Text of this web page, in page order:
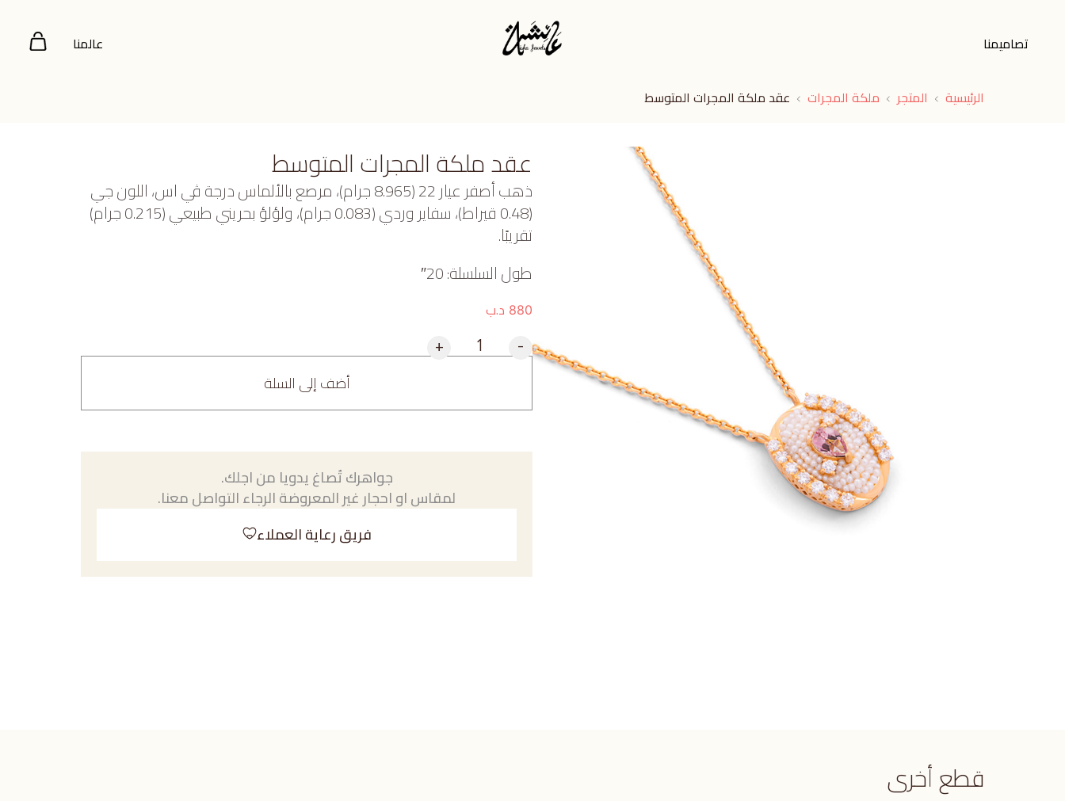
تصاميمنا عالمنا
الرئيسية المتجر ملكة المجرات عقد ملكة المجرات المتوسط
عقد ملكة المجرات المتوسط
ذهب أصفر عيار 22 (8.965 جرام)، مرصع بالألماس درجة ڤي اس، اللون جي
(0.48 قيراط)، سفاير وردي (0.083 جرام)، ولؤلؤ بحريني طبيعي (0.215 جرام)
تقريبًا.
طول السلسلة: 20″
880 د.ب
-
+
أضف إلى السلة
جواهرك تُصاغ يدويا من اجلك.
لمقاس او احجار غير المعروضة الرجاء التواصل معنا.
فريق رعاية العملاء
قطع أخرى